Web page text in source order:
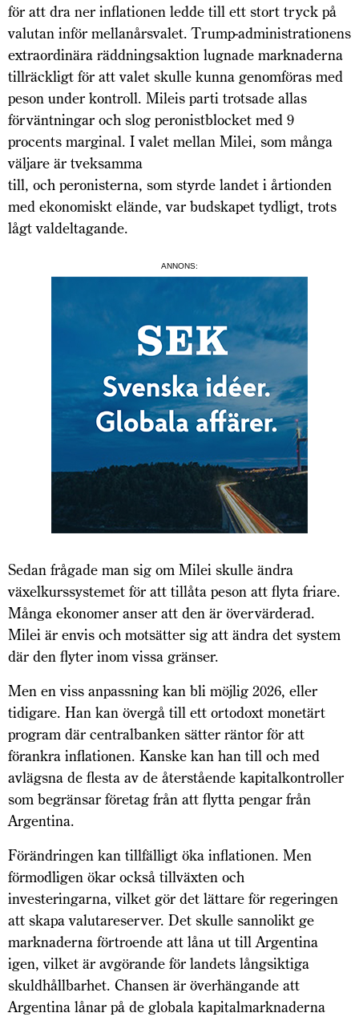
för att dra ner inflationen ledde till ett stort tryck på
valutan inför mellanårsvalet. Trump-administrationens
extraordinära räddningsaktion lugnade marknaderna
tillräckligt för att valet skulle kunna genomföras med
peson under kontroll. Mileis parti trotsade allas
förväntningar och slog peronistblocket med 9
procents marginal. I valet mellan Milei, som många
väljare är tveksamma
till, och peronisterna, som styrde landet i årtionden
med ekonomiskt elände, var budskapet tydligt, trots
lågt valdeltagande.
ANNONS:
Sedan frågade man sig om Milei skulle ändra
växelkurssystemet för att tillåta peson att flyta friare.
Många ekonomer anser att den är övervärderad.
Milei är envis och motsätter sig att ändra det system
där den flyter inom vissa gränser.
Men en viss anpassning kan bli möjlig 2026, eller
tidigare. Han kan övergå till ett ortodoxt monetärt
program där centralbanken sätter räntor för att
förankra inflationen. Kanske kan han till och med
avlägsna de flesta av de återstående kapitalkontroller
som begränsar företag från att flytta pengar från
Argentina.
Förändringen kan tillfälligt öka inflationen. Men
förmodligen ökar också tillväxten och
investeringarna, vilket gör det lättare för regeringen
att skapa valutareserver. Det skulle sannolikt ge
marknaderna förtroende att låna ut till Argentina
igen, vilket är avgörande för landets långsiktiga
skuldhållbarhet. Chansen är överhängande att
Argentina lånar på de globala kapitalmarknaderna